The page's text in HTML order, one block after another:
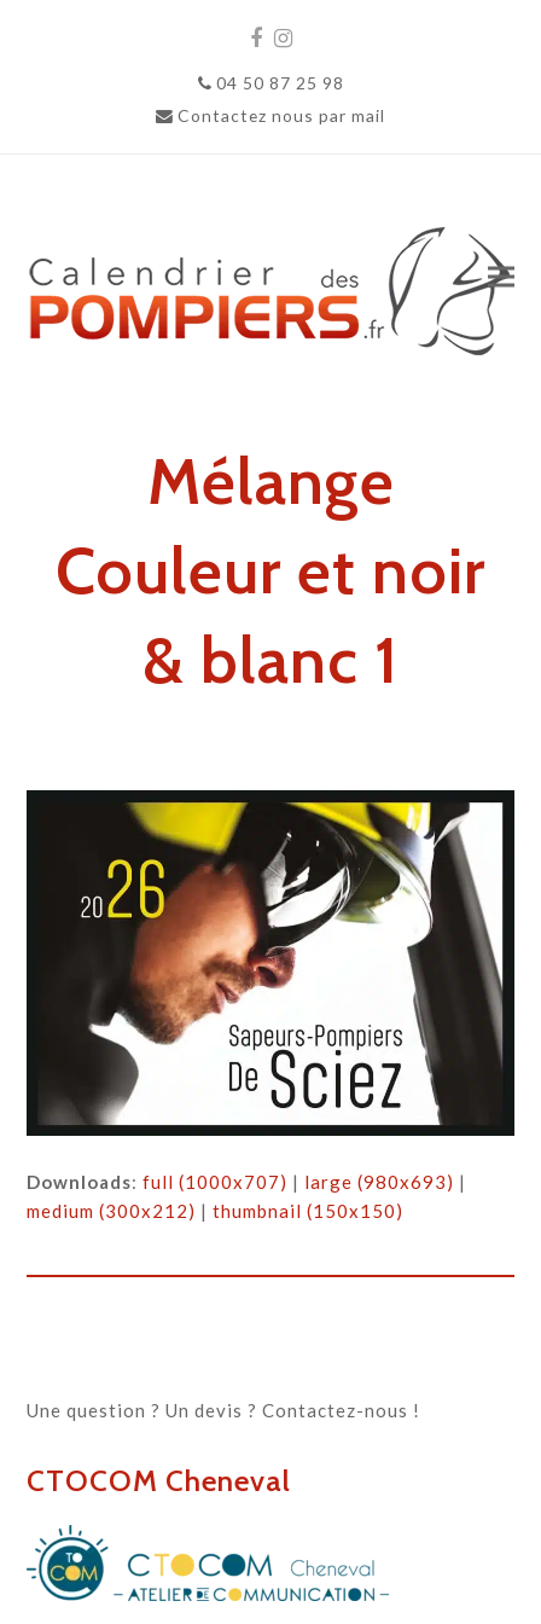
Facebook
Instagram
04 50 87 25 98
Contactez nous par mail
Mélange
Couleur et noir
& blanc 1
Downloads:full (1000x707) | large (980x693) |
medium (300x212) |thumbnail (150x150)
Une question ? Un devis ? Contactez-nous !
CTOCOM Cheneval